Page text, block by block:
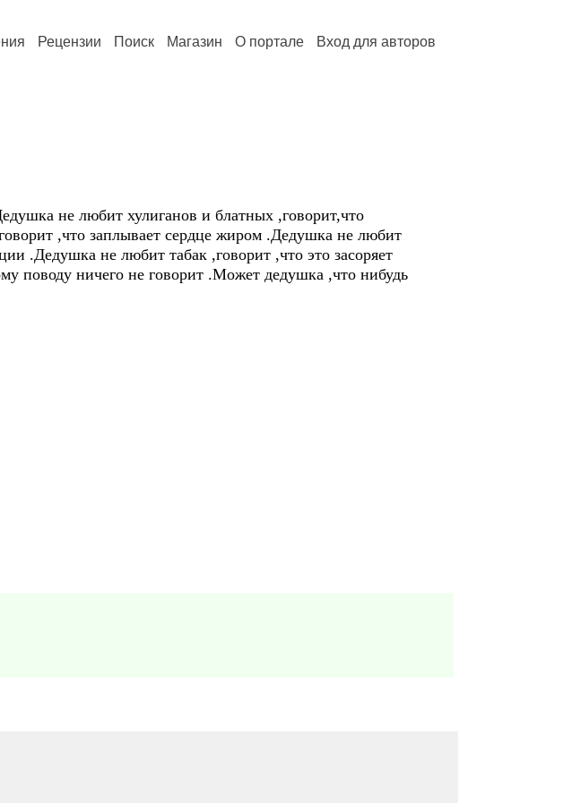
Рецензии Поиск Магазин О портале Вход для авторов
не любит хулиганов и блатных ,говорит,что
,что заплывает сердце жиром .Дедушка не любит
.Дедушка не любит табак ,говорит ,что это засоряет
поводу ничего не говорит .Может дедушка ,что нибудь